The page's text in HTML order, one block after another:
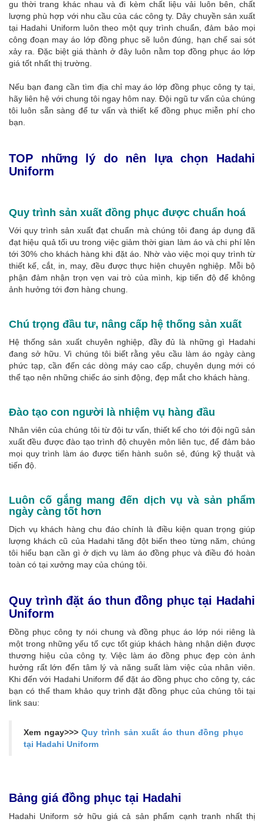
gu thời trang khác nhau và đi kèm chất liệu vải luôn bên, chất
lượng phù hợp với nhu cầu của các công ty. Dây chuyền sản xuất
tại Hadahi Uniform luôn theo một quy trình chuẩn, đảm bảo mọi
công đoạn may áo lớp đồng phục sẽ luôn đúng, hạn chế sai sót
xảy ra. Đặc biệt giá thành ở đây luôn nằm top đồng phục áo lớp
giá tốt nhất thị trường.
Nếu bạn đang cần tìm địa chỉ may áo lớp đồng phục công ty tại,
hãy liên hệ với chung tôi ngay hôm nay. Đội ngũ tư vấn của chúng
tôi luôn sẵn sàng để tư vấn và thiết kế đồng phục miễn phí cho
bạn.
TOP những lý do nên lựa chọn Hadahi
Uniform
Quy trình sản xuất đồng phục được chuẩn hoá
Với quy trình sản xuất đạt chuẩn mà chúng tôi đang áp dụng đã
đạt hiệu quả tối ưu trong việc giảm thời gian làm áo và chi phí lên
tới 30% cho khách hàng khi đặt áo. Nhờ vào việc mọi quy trình từ
thiết kế, cắt, in, may, đều được thực hiện chuyên nghiệp. Mỗi bộ
phận đảm nhận trọn vẹn vai trò của mình, kịp tiến độ để không
ảnh hưởng tới đơn hàng chung.
Chú trọng đầu tư, nâng cấp hệ thống sản xuất
Hệ thống sản xuất chuyên nghiệp, đầy đủ là những gì Hadahi
đang sở hữu. Vì chúng tôi biết rằng yêu cầu làm áo ngày càng
phức tạp, cần đến các dòng máy cao cấp, chuyên dụng mới có
thể tạo nên những chiếc áo sinh động, đẹp mắt cho khách hàng.
Đào tạo con người là nhiệm vụ hàng đầu
Nhân viên của chúng tôi từ đội tư vấn, thiết kế cho tới đội ngũ sản
xuất đều được đào tạo trình độ chuyên môn liên tục, để đảm bảo
mọi quy trình làm áo được tiến hành suôn sẻ, đúng kỹ thuật và
tiến độ.
Luôn cố gắng mang đến dịch vụ và sản phẩm
ngày càng tốt hơn
Dịch vụ khách hàng chu đáo chính là điều kiện quan trọng giúp
lượng khách cũ của Hadahi tăng đột biến theo từng năm, chúng
tôi hiểu bạn cần gì ở dịch vụ làm áo đồng phục và điều đó hoàn
toàn có tại xưởng may của chúng tôi.
Quy trình đặt áo thun đồng phục tại Hadahi
Uniform
Đồng phục công ty nói chung và đồng phục áo lớp nói riêng là
một trong những yếu tố cực tốt giúp khách hàng nhận diện được
thương hiệu của công ty. Việc làm áo đồng phục đẹp còn ảnh
hưởng rất lớn đến tâm lý và năng suất làm việc của nhân viên.
Khi đến với Hadahi Uniform để đặt áo đồng phục cho công ty, các
bạn có thể tham khảo quy trình đặt đồng phục của chúng tôi tại
link sau:
Xem ngay>>>Quy trình sản xuất áo thun đồng phục
tại Hadahi Uniform
Bảng giá đồng phục tại Hadahi
Hadahi Uniform sở hữu giá cả sản phẩm cạnh tranh nhất thị